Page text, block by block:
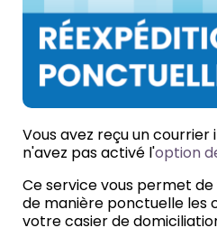
Vous avez reçu un
n'avez pas activé l'option
Ce service vous permet
de manière ponctuelle les
votre casier de